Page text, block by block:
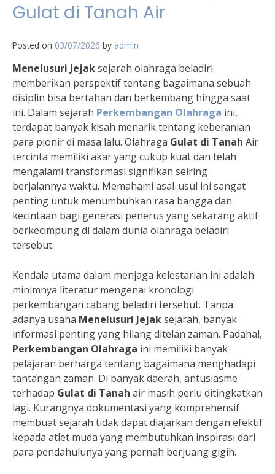
Gulat di Tanah Air
Posted on 03/07/2026 by admin
Menelusuri Jejaksejarah olahraga beladiri
memberikan perspektif tentang bagaimana sebuah
disiplin bisa bertahan dan berkembang hingga saat
ini. Dalam sejarah Perkembangan Olahraga ini,
terdapat banyak kisah menarik tentang keberanian
para pionir di masa lalu. Olahraga Gulat di Tanah Air
tercinta memiliki akar yang cukup kuat dan telah
mengalami transformasi signifikan seiring
berjalannya waktu. Memahami asal-usul ini sangat
penting untuk menumbuhkan rasa bangga dan
kecintaan bagi generasi penerus yang sekarang aktif
berkecimpung di dalam dunia olahraga beladiri
tersebut.
Kendala utama dalam menjaga kelestarian ini adalah
minimnya literatur mengenai kronologi
perkembangan cabang beladiri tersebut. Tanpa
adanya usaha Menelusuri Jejaksejarah, banyak
informasi penting yang hilang ditelan zaman. Padahal,
Perkembangan Olahraga ini memiliki banyak
pelajaran berharga tentang bagaimana menghadapi
tantangan zaman. Di banyak daerah, antusiasme
terhadap Gulat di Tanah air masih perlu ditingkatkan
lagi. Kurangnya dokumentasi yang komprehensif
membuat sejarah tidak dapat diajarkan dengan efektif
kepada atlet muda yang membutuhkan inspirasi dari
para pendahulunya yang pernah berjuang gigih.